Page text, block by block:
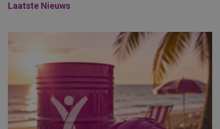
Laatste Nieuws